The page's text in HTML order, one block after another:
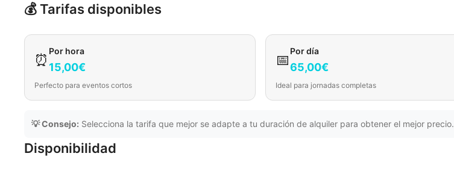
💰 Tarifas disponibles
⏰
Por hora
15,00€
Perfecto para eventos cortos
📅
Por día
65,00€
Ideal para jornadas completas
💡 Consejo: Selecciona la tarifa que mejor se adapte a tu duración de alquiler para obtener el mejor precio.
Disponibilidad